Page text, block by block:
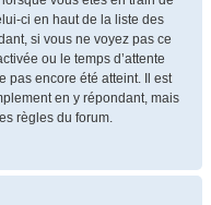
ci en haut de la liste des
si vous ne voyez pas ce
ou le temps d’attente
pas encore été atteint. Il est
en y répondant, mais
règles du forum.